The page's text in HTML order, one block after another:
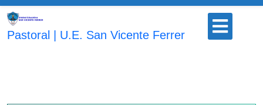
Saltar
contenido
Pastoral | U.E. San Vicente Ferrer
Botón
abrir